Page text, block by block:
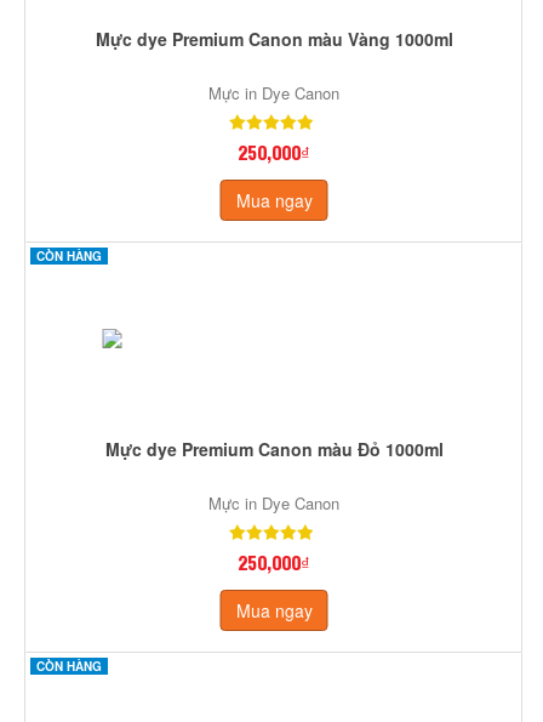
Mực dye Premium Canon màu Vàng 1000ml
Mực in Dye Canon
250,000₫
Mua ngay
CÒN HÀNG
Mực dye Premium Canon màu Đỏ 1000ml
Mực in Dye Canon
250,000₫
Mua ngay
CÒN HÀNG